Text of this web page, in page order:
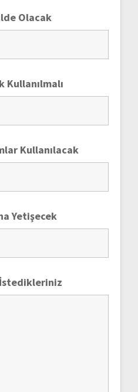
Olacak
Kullanılmalı
Kullanılacak
Yetişecek